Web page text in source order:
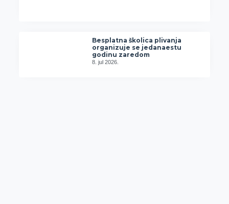
Besplatna školica plivanja
organizuje se jedanaestu
godinu zaredom
8. jul 2026.